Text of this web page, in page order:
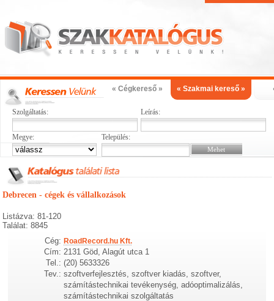
« Cégkereső » « Szakmai kereső »
Szolgáltatás: Leírás:
Megye: Település:
Debrecen - cégek és vállalkozások
Listázva: 81-120
Találat: 8845
Cég: RoadRecord.hu Kft.
Cím: 2131 Göd, Alagút utca 1
Tel.: (20) 5633326
Tev.: szoftverfejlesztés, szoftver kiadás, szoftver,
számítástechnikai tevékenység, adóoptimalizálás,
számítástechnikai szolgáltatás